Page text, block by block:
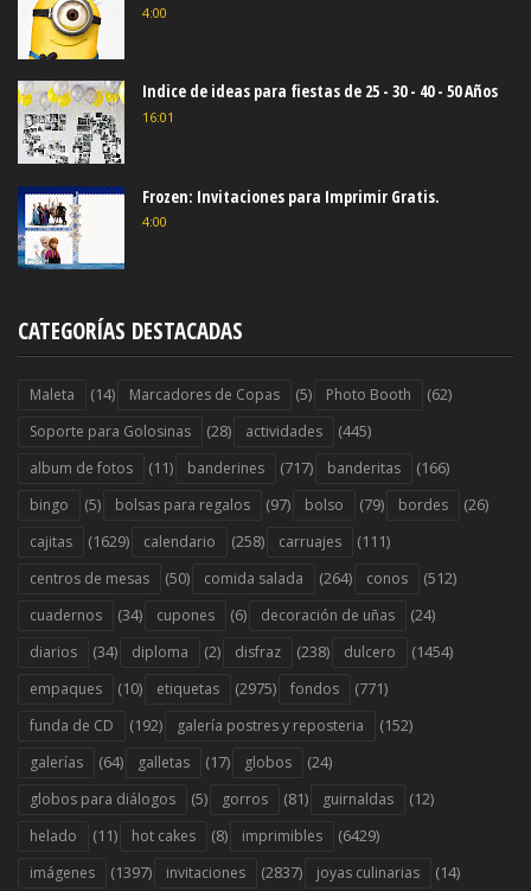
4:00
Indice de ideas para fiestas de 25 - 30 - 40 - 50 Años
16:01
Frozen: Invitaciones para Imprimir Gratis.
4:00
CATEGORÍAS DESTACADAS
Maleta (14) Marcadores de Copas (5) Photo Booth (62)
Soporte para Golosinas (28) actividades (445)
album de fotos (11) banderines (717) banderitas (166)
bingo (5) bolsas para regalos (97) bolso (79) bordes (26)
cajitas (1629) calendario (258) carruajes (111)
centros de mesas (50) comida salada (264) conos (512)
cuadernos (34) cupones (6) decoración de uñas (24)
diarios (34) diploma (2) disfraz (238) dulcero (1454)
empaques (10) etiquetas (2975) fondos (771)
funda de CD (192) galería postres y reposteria (152)
galerías (64) galletas (17) globos (24)
globos para diálogos (5) gorros (81) guirnaldas (12)
helado (11) hot cakes (8) imprimibles (6429)
imágenes (1397) invitaciones (2837) joyas culinarias (14)